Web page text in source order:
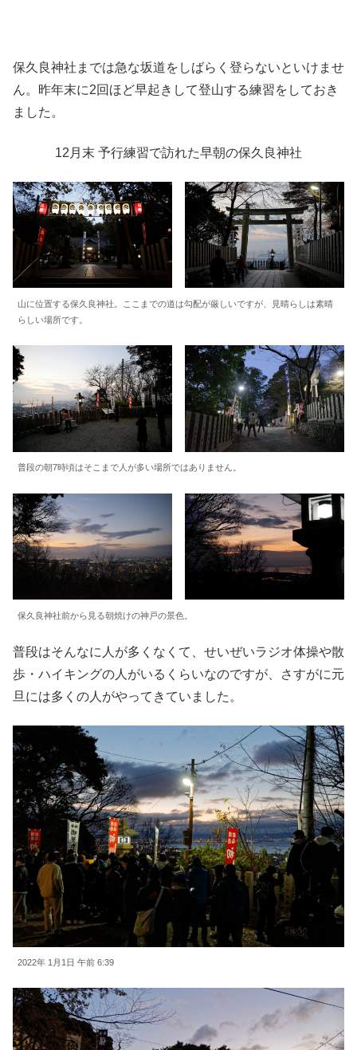
保久良神社までは急な坂道をしばらく登らないといけませ
ん。昨年末に2回ほど早起きして登山する練習をしておき
ました。
12月末 予行練習で訪れた早朝の保久良神社
山に位置する保久良神社。ここまでの道は勾配が厳しいですが、見晴らしは素晴
らしい場所です。
普段の朝7時頃はそこまで人が多い場所ではありません。
保久良神社前から見る朝焼けの神戸の景色。
普段はそんなに人が多くなくて、せいぜいラジオ体操や散
歩・ハイキングの人がいるくらいなのですが、さすがに元
旦には多くの人がやってきていました。
2022年 1月1日 午前 6:39